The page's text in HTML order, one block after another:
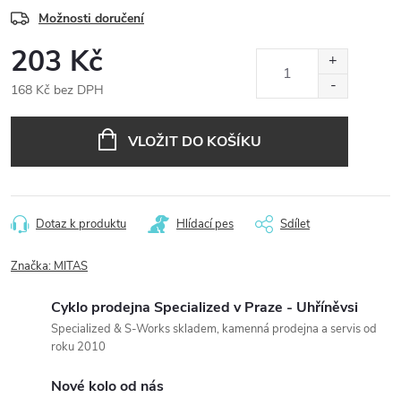
Možnosti doručení
203 Kč
168 Kč bez DPH
VLOŽIT DO KOŠÍKU
Dotaz k produktu Hlídací pes Sdílet
Značka: MITAS
Cyklo prodejna Specialized v Praze - Uhříněvsi
Specialized & S-Works skladem, kamenná prodejna a servis od
roku 2010
Nové kolo od nás